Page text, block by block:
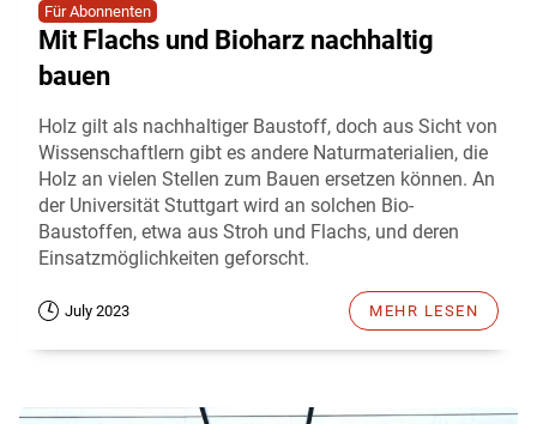
Für Abonnenten
Mit Flachs und Bioharz nachhaltig
bauen
Holz gilt als nachhaltiger Baustoff, doch aus Sicht von
Wissenschaftlern gibt es andere Naturmaterialien, die
Holz an vielen Stellen zum Bauen ersetzen können. An
der Universität Stuttgart wird an solchen Bio-
Baustoffen, etwa aus Stroh und Flachs, und deren
Einsatzmöglichkeiten geforscht.
July 2023 MEHR LESEN